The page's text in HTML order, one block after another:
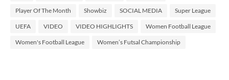
Player Of The Month Showbiz SOCIAL MEDIA Super League
UEFA VIDEO VIDEO HIGHLIGHTS Women Football League
Women's Football League Women’s Futsal Championship